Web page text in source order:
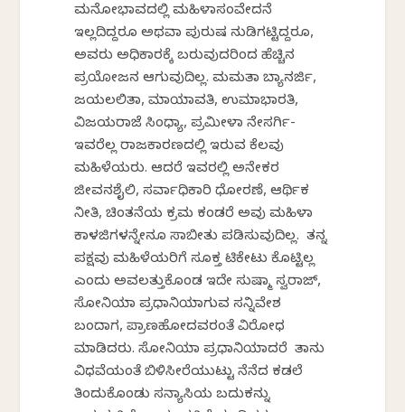
ಮನೋಭಾವದಲ್ಲಿ ಮಹಿಳಾಸಂವೇದನೆ
ಇಲ್ಲದಿದ್ದರೂ ಅಥವಾ ಪುರುಷ ನುಡಿಗಟ್ಟಿದ್ದರೂ,
ಅವರು ಅಧಿಕಾರಕ್ಕೆ ಬರುವುದರಿಂದ ಹೆಚ್ಚಿನ
ಪ್ರಯೋಜನ ಆಗುವುದಿಲ್ಲ. ಮಮತಾ ಬ್ಯಾನರ್ಜಿ,
ಜಯಲಲಿತಾ, ಮಾಯಾವತಿ, ಉಮಾಭಾರತಿ,
ವಿಜಯರಾಜೆ ಸಿಂಧ್ಯಾ, ಪ್ರಮೀಳಾ ನೇಸರ್ಗಿ-
ಇವರೆಲ್ಲ ರಾಜಕಾರಣದಲ್ಲಿ ಇರುವ ಕೆಲವು
ಮಹಿಳೆಯರು. ಆದರೆ ಇವರಲ್ಲಿ ಅನೇಕರ
ಜೀವನಶೈಲಿ, ಸರ್ವಾಧಿಕಾರಿ ಧೋರಣೆ, ಆರ್ಥಿಕ
ನೀತಿ, ಚಿಂತನೆಯ ಕ್ರಮ ಕಂಡರೆ ಅವು ಮಹಿಳಾ
ಕಾಳಜಿಗಳನ್ನೇನೂ ಸಾಬೀತು ಪಡಿಸುವುದಿಲ್ಲ. ತನ್ನ
ಪಕ್ಷವು ಮಹಿಳೆಯರಿಗೆ ಸೂಕ್ತ ಟಿಕೇಟು ಕೊಟ್ಟಿಲ್ಲ
ಎಂದು ಅವಲತ್ತುಕೊಂಡ ಇದೇ ಸುಷ್ಮಾ ಸ್ವರಾಜ್,
ಸೋನಿಯಾ ಪ್ರಧಾನಿಯಾಗುವ ಸನ್ನಿವೇಶ
ಬಂದಾಗ, ಪ್ರಾಣಹೋದವರಂತೆ ವಿರೋಧ
ಮಾಡಿದರು. ಸೋನಿಯಾ ಪ್ರಧಾನಿಯಾದರೆ ತಾನು
ವಿಧವೆಯಂತೆ ಬಿಳಿಸೀರೆಯುಟ್ಟು ನೆನೆದ ಕಡಲೆ
ತಿಂದುಕೊಂಡು ಸನ್ಯಾಸಿಯ ಬದುಕನ್ನು